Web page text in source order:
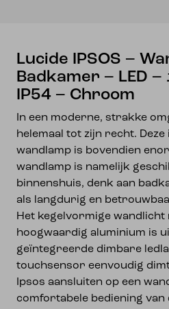
IP54
Chroom
aantal
Lucide IPSOS –
Badkamer – LED
IP54 – Chroom
In een moderne, strakke
helemaal tot zijn recht.
wandlamp is bovendien
wandlamp is namelijk
binnenshuis, denk aan
als langdurig en
Het kegelvormige
hoogwaardig aluminium is
geïntegreerde dimbare
touchsensor eenvoudig
Ipsos aansluiten op een
comfortabele bediening